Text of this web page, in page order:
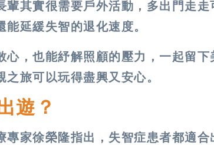
輩其實很需要戶外活動，多出門走
延緩失智的退化速度。
，也能紓解照顧的壓力，一起留下
旅可以玩得盡興又安心。
遊？
家徐榮隆指出，失智症患者都適